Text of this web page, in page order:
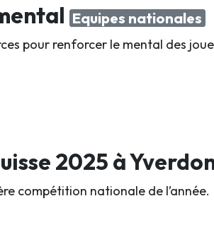
Equipes nationales
pour renforcer le mental des
2025 à
compétition nationale de l’année.